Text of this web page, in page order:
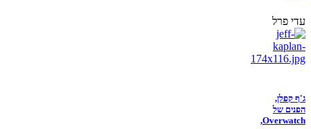
עדי פרל
ג'ף קפלן,
הפנים של
Overwatch,